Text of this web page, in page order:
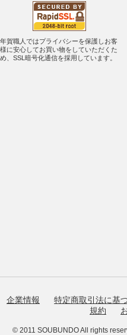
年賀職人ではプライバシーを保護しお客
様に安心してお買い物をしていただくた
め、SSL暗号化通信を採用しています。
企業情報 特定商取引法に基
規約
© 2011 SOUBUNDO All rights